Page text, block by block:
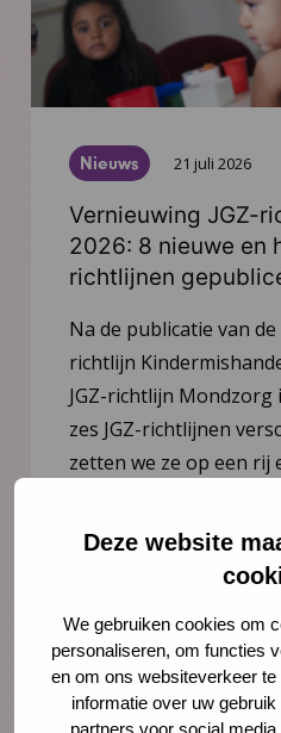
Deze website
We gebruiken cookies om
personaliseren, om functies
en om ons websiteverkeer
informatie over uw
partners voor social
Nieuws 21 juli 2026
Vernieuwing JGZ-
2026: 8 nieuwe en
richtlijnen
Na de publicatie van de
richtlijn
JGZ-richtlijn Mondzorg
zes JGZ-richtlijnen
zetten we ze op een rij
worden verwacht.